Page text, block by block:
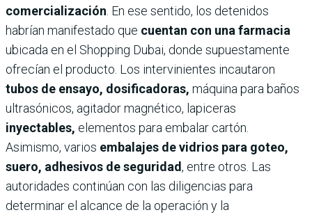
comercialización. En ese sentido, los detenidos
habrían manifestado que cuentan con una farmacia
ubicada en el Shopping Dubai, donde supuestamente
ofrecían el producto. Los intervinientes incautaron
tubos de ensayo, dosificadoras, máquina para baños
ultrasónicos, agitador magnético, lapiceras
inyectables, elementos para embalar cartón.
Asimismo, varios embalajes de vidrios para goteo,
suero, adhesivos de seguridad, entre otros. Las
autoridades continúan con las diligencias para
determinar el alcance de la operación y la